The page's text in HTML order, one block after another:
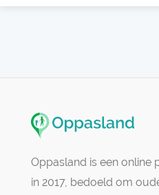
Oppasland is een online
in 2017, bedoeld om